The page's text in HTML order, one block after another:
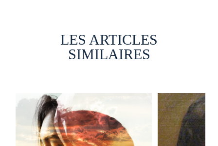
LES ARTICLES
SIMILAIRES